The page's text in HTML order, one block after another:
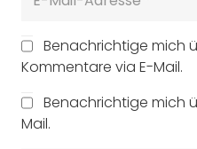
Benachrichtige mich
Kommentare via E-Mail.
Benachrichtige mich
Mail.